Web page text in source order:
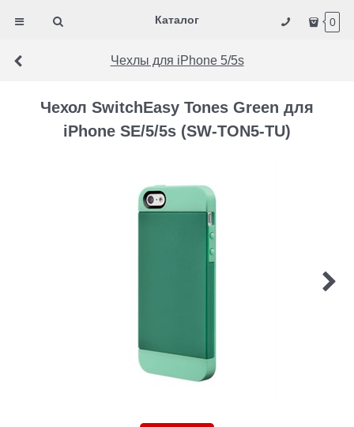
Каталог 0
Чехлы для iPhone 5/5s
Чехол SwitchEasy Tones Green для
iPhone SE/5/5s (SW-TON5-TU)